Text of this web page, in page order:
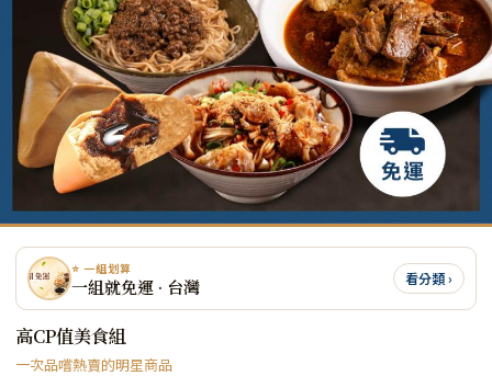
⭐ 一組划算
一組就免運 · 台灣 看分類 ›
高CP值美食組
一次品嚐熱賣的明星商品